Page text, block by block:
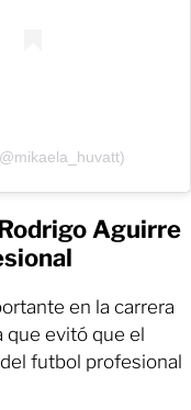
Aguirre
en la carrera
que evitó que el
futbol profesional